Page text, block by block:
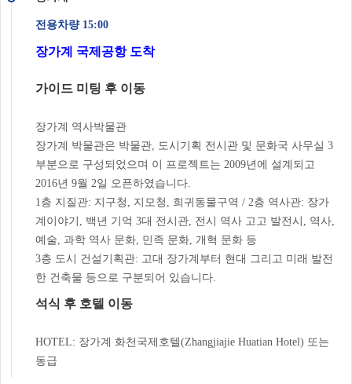
전용차량 15:00
장가계 국제공항 도착
가이드 미팅 후 이동
장가계 역사박물관
장가계 박물관은 박물관, 도시기획 전시관 및 문화국 사무실 3
부분으로 구성되었으며 이 프로젝트는 2009년에 설계되고
2016년 9월 2일 오픈하였습니다.
1층 지질관: 지구청, 지모청, 희귀동물구역 / 2층 역사관: 장가
계이야기, 백년 기억 3대 전시관, 전시 역사 고고 발전시, 역사,
예술, 과학 역사 문화, 민족 문화, 개혁 문화 등
3층 도시 건설기획관: 고대 장가계부터 현대 그리고 미래 발전
한 건축물 등으로 구분되어 있습니다.
석식 후 호텔 이동
HOTEL: 장가계 화천국제호텔(Zhangjiajie Huatian Hotel) 또는
동급